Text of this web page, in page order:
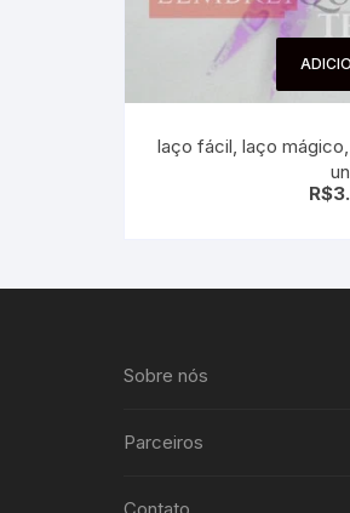
laço fácil, laço mágico, roxo coração pt c/10
R$
Sobre nós
Parceiros